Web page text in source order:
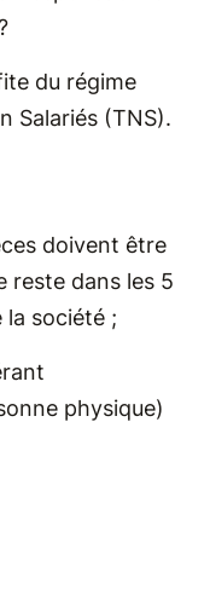
du régime
Salariés (TNS).
doivent être
reste dans les 5
la société ;
physique)